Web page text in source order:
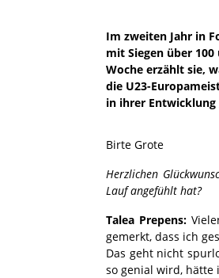
Im zweiten Jahr in
mit Siegen über
Woche erzählt sie,
die U23-
in ihrer
Birte Grote
Herzlichen
Lauf angefühlt hat?
Talea Prepens:
gemerkt, dass ich
Das geht nicht
so genial wird, hätte